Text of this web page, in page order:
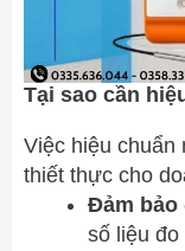
Tại sao cần
Việc hiệu chuẩn
thiết thực cho
Đảm bảo
số liệu đo